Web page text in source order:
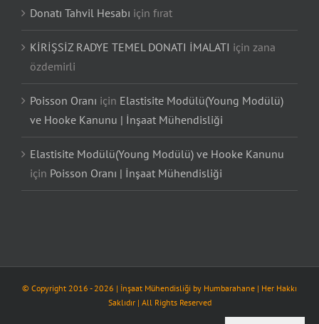
Donatı Tahvil Hesabı için fırat
KİRİŞSİZ RADYE TEMEL DONATI İMALATI için zana
özdemirli
Poisson Oranı için Elastisite Modülü(Young Modülü)
ve Hooke Kanunu | İnşaat Mühendisliği
Elastisite Modülü(Young Modülü) ve Hooke Kanunu
için Poisson Oranı | İnşaat Mühendisliği
© Copyright 2016 -2026 | İnşaat Mühendisliği by Humbarahane | Her Hakkı
Saklıdır | All Rights Reserved